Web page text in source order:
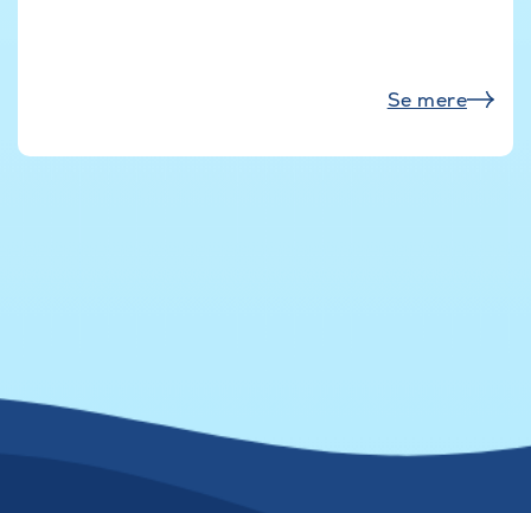
Se mere